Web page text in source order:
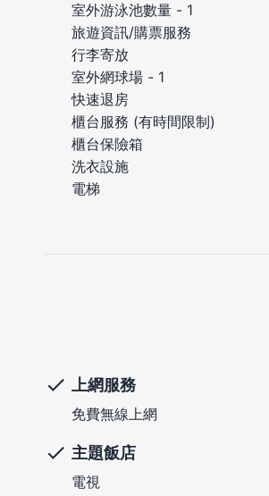
室外游泳池數量 - 1
旅遊資訊/購票服務
行李寄放
室外網球場 - 1
快速退房
櫃台服務 (有時間限制)
櫃台保險箱
洗衣設施
電梯
上網服務
免費無線上網
主題飯店
電視